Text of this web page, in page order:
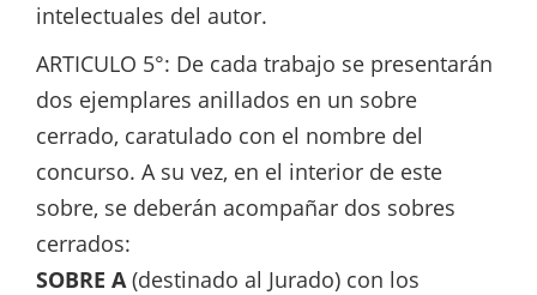
intelectuales del autor.
ARTICULO 5°: De cada trabajo se presentarán
dos ejemplares anillados en un sobre
cerrado, caratulado con el nombre del
concurso. A su vez, en el interior de este
sobre, se deberán acompañar dos sobres
cerrados:
SOBRE A(destinado al Jurado) con los